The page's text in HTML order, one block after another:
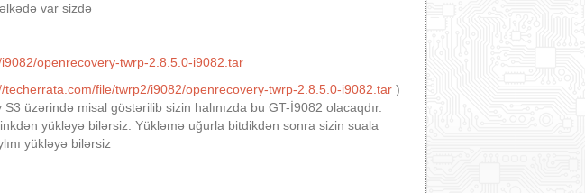
var sizdə
openrecovery-twrp-2.8.5.0-i9082.tar
techerrata.com/file/twrp2/i9082/openrecovery-twrp-2.8.5.0-i9082.tar )
üzərində misal göstərilib sizin halınızda bu GT-İ9082 olacaqdır.
yükləyə bilərsiz. Yükləmə uğurla bitdikdən sonra sizin suala
yükləyə bilərsiz